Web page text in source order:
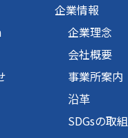
企業情報
企業理念
会社概要
事業所案内
沿革
SDGsの取組